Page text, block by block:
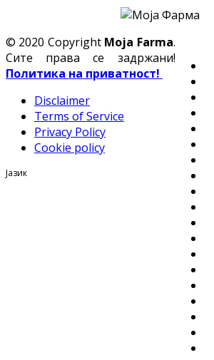
© 2020 Copyright Moja Farma.
Сите права се задржани!
Политика на приватност!
Disclaimer
Terms of Service
Privacy Policy
Cookie policy
Јазик